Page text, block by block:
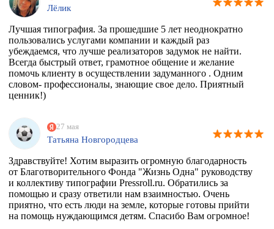
Лёлик
Лучшая типография. За прошедшие 5 лет неоднократно
пользовались услугами компании и каждый раз
убеждаемся, что лучше реализаторов задумок не найти.
Всегда быстрый ответ, грамотное общение и желание
помочь клиенту в осуществлении задуманного . Одним
словом- профессионалы, знающие свое дело. Приятный
ценник!)
27 мая
Татьяна Новгородцева
Здравствуйте! Хотим выразить огромную благодарность
от Благотворительного Фонда "Жизнь Одна" руководству
и коллективу типографии Pressroll.ru. Обратились за
помощью и сразу ответили нам взаимностью. Очень
приятно, что есть люди на земле, которые готовы прийти
на помощь нуждающимся детям. Спасибо Вам огромное!